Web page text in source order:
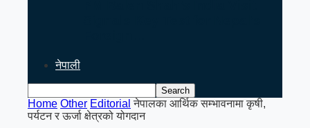
नेपाली
Home Other Editorial नेपालका आर्थिक सम्भावनामा कृषी,
पर्यटन र ऊर्जा क्षेत्रको योगदान